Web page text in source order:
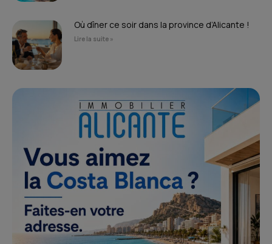
Où dîner ce soir dans la province d’Alicante !
Lire la suite »